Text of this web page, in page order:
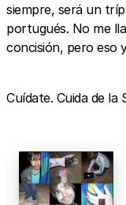
siempre, será un
portugués. No me
concisión, pero eso
Cuídate. Cuida de la